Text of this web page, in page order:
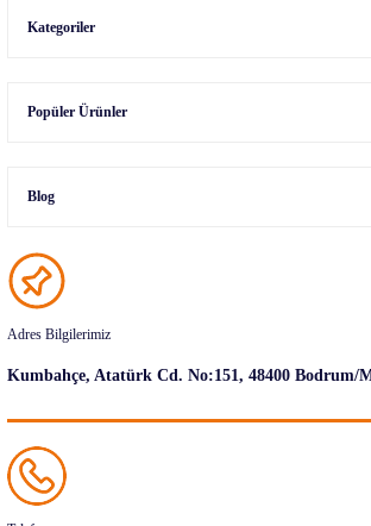
Kategoriler
Popüler Ürünler
Blog
Adres Bilgilerimiz
Kumbahçe, Atatürk Cd. No:151, 48400 Bodrum/